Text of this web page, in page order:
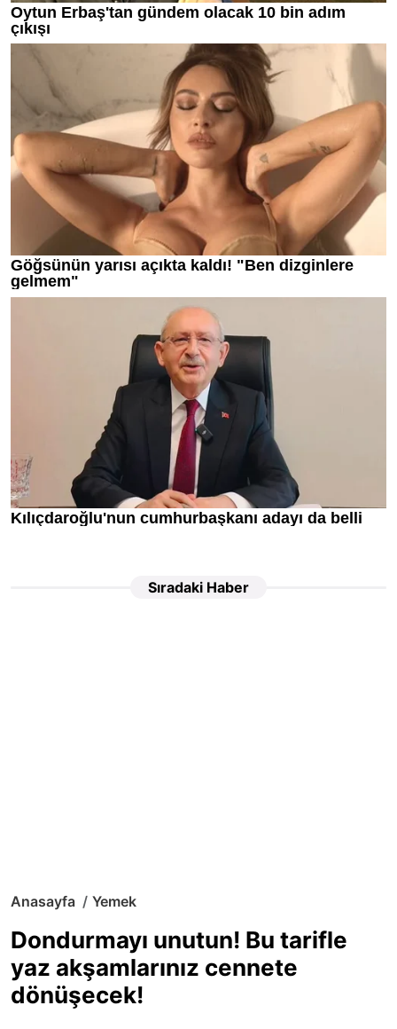
Sıradaki Haber
Anasayfa Yemek
Dondurmayı unutun! Bu tarifle
yaz akşamlarınız cennete
dönüşecek!